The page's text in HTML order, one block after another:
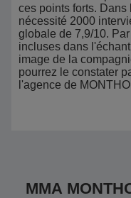
ces points forts. Dans
nécessité 2000
globale de 7,9/10.
incluses dans
image de la
pourrez le constater
l'agence de
MMA